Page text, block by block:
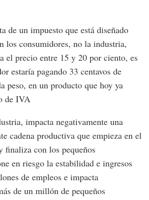
de un impuesto que está diseñado
los consumidores, no la industria,
el precio entre 15 y 20 por ciento, es
estaría pagando 33 centavos de
peso, en un producto que hoy ya
de IVA
impacta negativamente una
cadena productiva que empieza en el
finaliza con los pequeños
en riesgo la estabilidad e ingresos
de empleos e impacta
de un millón de pequeños